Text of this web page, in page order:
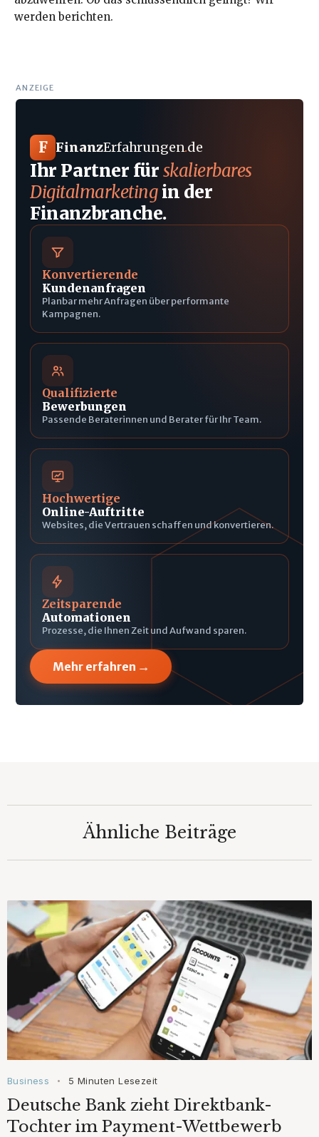
werden berichten.
ANZEIGE
F FinanzErfahrungen.de
Ihr Partner fürskalierbares
Digitalmarketingin der
Finanzbranche.
Konvertierende
Kundenanfragen
Planbar mehr Anfragen über performante
Kampagnen.
Qualifizierte
Bewerbungen
Passende Beraterinnen und Berater für Ihr Team.
Hochwertige
Online-Auftritte
Websites, die Vertrauen schaffen und konvertieren.
Zeitsparende
Automationen
Prozesse, die Ihnen Zeit und Aufwand sparen.
Mehr erfahren →
Ähnliche Beiträge
Business • 5 Minuten Lesezeit
Deutsche Bank zieht Direktbank-
Tochter im Payment-Wettbewerb